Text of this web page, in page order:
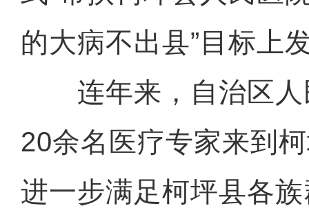
的大病不出县”目标上
连年来，自治区人
20余名医疗专家来到
进一步满足柯坪县各